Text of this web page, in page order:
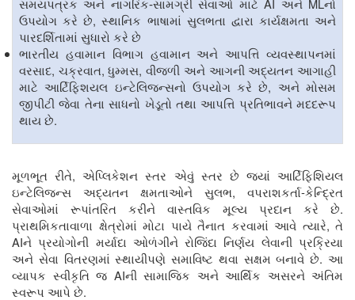
સમયપત્રક અને નાગરિક-સામગ્રી સેવાઓ માટેAI અને MLનો
ઉપયોગ કરે છે,સ્થાનિક ભાષામાં સુલભતા દ્વારા કાર્યક્ષમતા અને
પારદર્શિતામાં સુધારો કરે છે
ભારતીય હવામાન વિભાગ હવામાન અને આપત્તિ વ્યવસ્થાપનમાં
વરસાદ, ચક્રવાત,ધુમ્મસ,વીજળી અને આગની અદ્યતન આગાહી
માટેઆર્ટિફિશયલ ઇન્ટેલિજન્સનો ઉપયોગ કરે છે,
અને મોસમ
જીપીટી જેવા તેના સાધનો ખેડૂતો તથા આપત્તિ પ્રતિભાવને મદદરૂપ
થાય છે.
મૂળભૂત રીતે,એપ્લિકેશન સ્તર એવું સ્તર છે જ્યાં આર્ટિફિશિયલ
ઇન્ટેલિજન્સ અદ્યતન ક્ષમતાઓને સુલભ, વપરાશકર્તા-કેન્દ્રિત
સેવાઓમાં રૂપાંતરિત કરીને વાસ્તવિક મૂલ્ય પ્રદાન કરે છે.
પ્રાથમિકતાવાળા ક્ષેત્રોમાં મોટા પાયે તૈનાત કરવામાં આવે ત્યારે, તે
AIને પ્રયોગોની મર્યાદા ઓળંગીને રોજિંદા નિર્ણય લેવાની પ્રક્રિયા
અને સેવા વિતરણમાં સ્થાયીપણે સમાવિષ્ટ થવા સક્ષમ બનાવે છે.આ
વ્યાપક સ્વીકૃતિ જ AIની સામાજિક અને આર્થિક અસરને અંતિમ
સ્વરૂપ આપે છે.